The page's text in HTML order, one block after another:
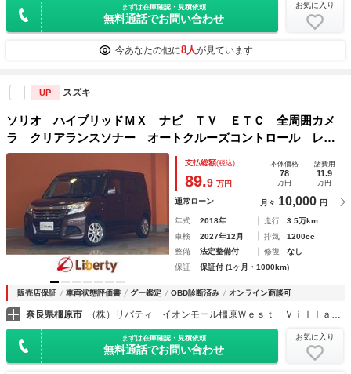
まずは在庫確認・見積依頼
無料通話でお問い合わせ
お気に入り
今あなたの他に8人が見ています
UP スズキ
ソリオ ハイブリッドＭＸ ナビ ＴＶ ＥＴＣ 全周囲カメ
ラ クリアランスソナー オートクルーズコントロール レー
ンアシスト 衝突被害軽減システム 両側スライド・片側電
動 オートマチックハイビーム
支払総額(税込)
89.9 万円
本体価格
78
万円
諸費用
11.9
万円
通常ローン 月々 10,000 円
年式 2018年 走行
3.5万km
車検
2027年12月 排気
1200cc
整備
法定整備付 修復
なし
保証
保証付 (1ヶ月・1000km)
販売店保証 車両状態評価書 グー鑑定 OBD診断済み オンライン商談可
奈良県橿原市 （株）リバティ イオンモール橿原Ｗｅｓｔ Ｖｉｌｌａｇｅ店
まずは在庫確認・見積依頼
無料通話でお問い合わせ
お気に入り